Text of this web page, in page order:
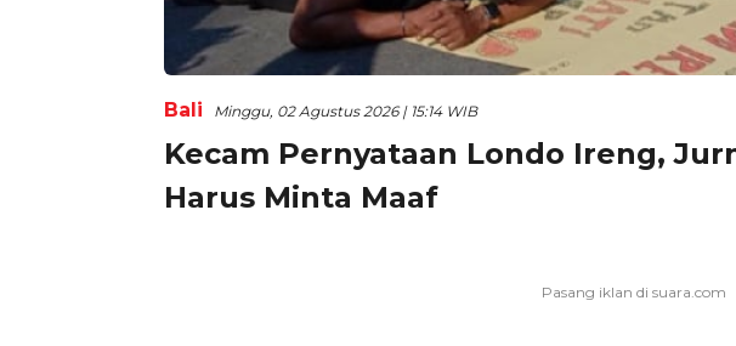
Bali Minggu, 02 Agustus 2026 | 15:14 WIB
Kecam Pernyataan Londo Ireng,
Harus Minta Maaf